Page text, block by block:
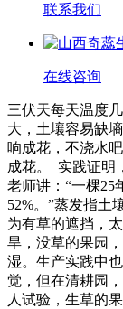
联系我们
在线咨询
三伏天每天温度
大，土壤容易缺
响成花，不浇水
成花。 实践证明
老师讲：“一棵25
52%。”蒸发指土
为有草的遮挡，
旱，没草的果园
湿。生产实践中
觉，但在清耕园
人试验，生草的